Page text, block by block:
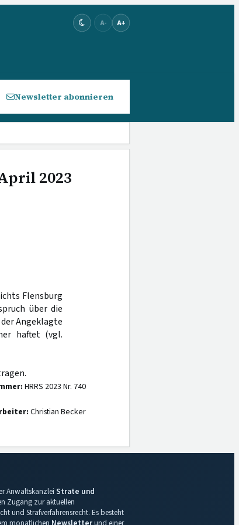
A- A+
Newsletter abonnieren
2023
Flensburg
über die
Angeklagte
haftet (vgl.
HRRS 2023 Nr. 740
Christian Becker
Anwaltskanzlei Strate und
Zugang zur aktuellen
und Strafverfahrensrecht. Es besteht